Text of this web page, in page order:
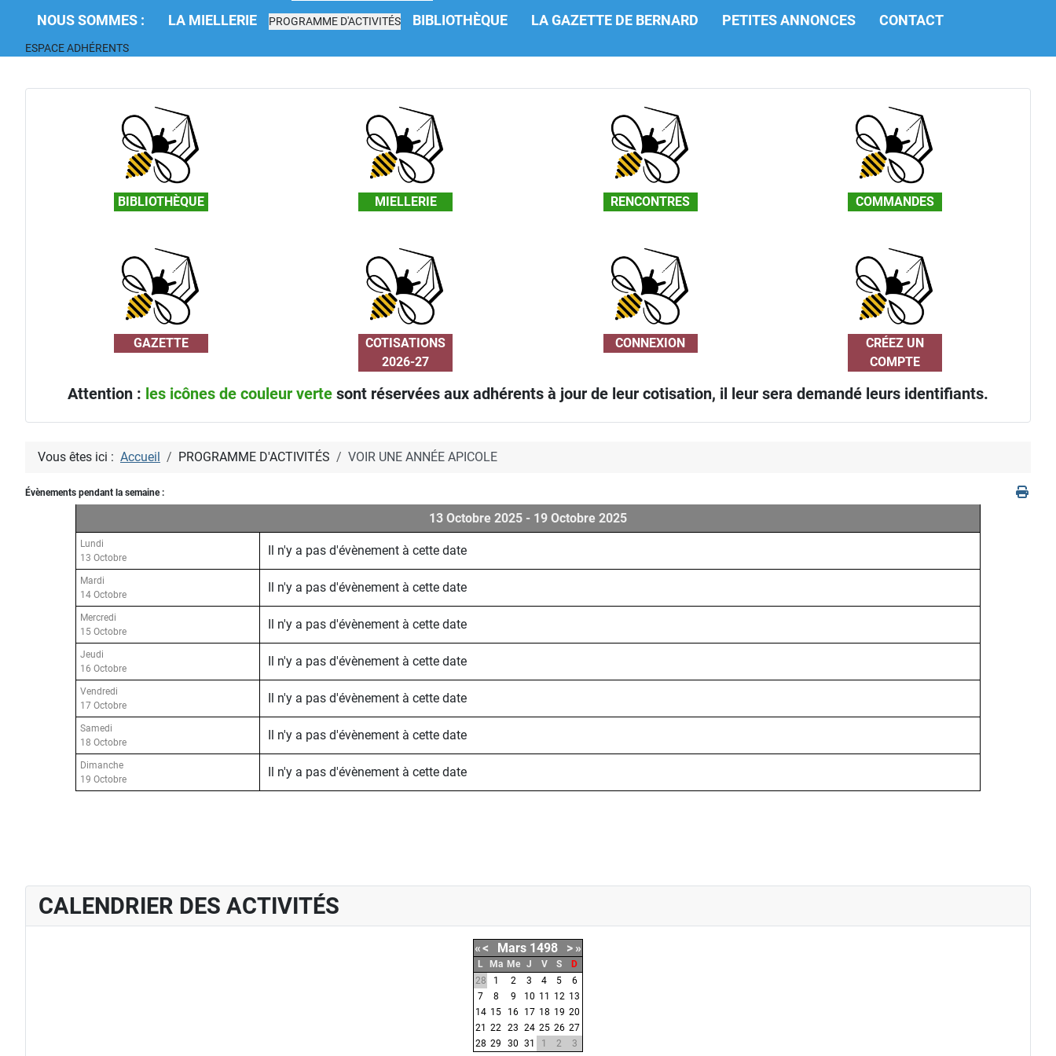
NOUS SOMMES : LA MIELLERIE PROGRAMME D'ACTIVITÉS BIBLIOTHÈQUE LA GAZETTE DE BERNARD PETITES ANNONCES CONTACT
ESPACE ADHÉRENTS
BIBLIOTHÈQUE MIELLERIE RENCONTRES COMMANDES
GAZETTE
COTISATIONS
2026-27
CONNEXION
CRÉEZ UN
COMPTE
Attention : les icônes de couleur verte sont réservées aux adhérents à jour de leur cotisation, il leur sera demandé leurs identifiants.
Vous êtes ici : Accueil PROGRAMME D'ACTIVITÉS VOIR UNE ANNÉE APICOLE
Évènements pendant la semaine :
13 Octobre 2025 - 19 Octobre 2025
Lundi
13 Octobre
Il n'y a pas d'évènement à cette date
Mardi
14 Octobre
Il n'y a pas d'évènement à cette date
Mercredi
15 Octobre
Il n'y a pas d'évènement à cette date
Jeudi
16 Octobre
Il n'y a pas d'évènement à cette date
Vendredi
17 Octobre
Il n'y a pas d'évènement à cette date
Samedi
18 Octobre
Il n'y a pas d'évènement à cette date
Dimanche
19 Octobre
Il n'y a pas d'évènement à cette date
CALENDRIER DES ACTIVITÉS
«< Mars 1498 > »
L Ma Me J V S
D
28
1 2 3 4 5
6
7
8 9 10 11 12 13
14 15 16 17 18 19 20
21
22 23 24 25 26 27
28 29 30 31 1 2 3